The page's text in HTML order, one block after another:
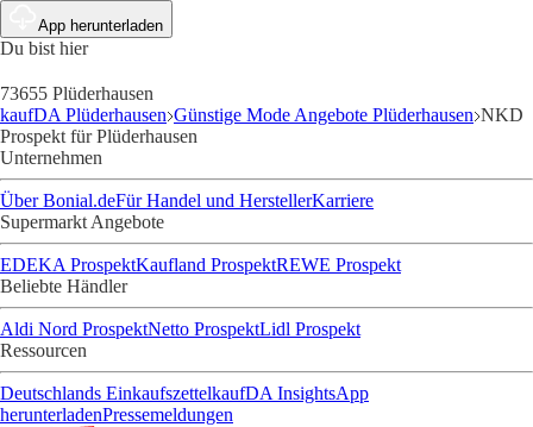
App herunterladen
Du bist hier
73655 Plüderhausen
kaufDA Plüderhausen Günstige Mode Angebote Plüderhausen NKD
Prospekt für Plüderhausen
Unternehmen
Über Bonial.deFür Handel und HerstellerKarriere
Supermarkt Angebote
EDEKA ProspektKaufland ProspektREWE Prospekt
Beliebte Händler
Aldi Nord ProspektNetto ProspektLidl Prospekt
Ressourcen
Deutschlands EinkaufszettelkaufDA InsightsApp
herunterladenPressemeldungen